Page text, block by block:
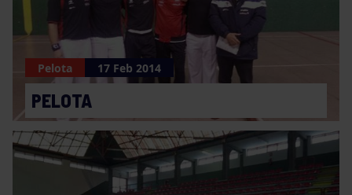
Pelota 17 Feb 2014
PELOTA